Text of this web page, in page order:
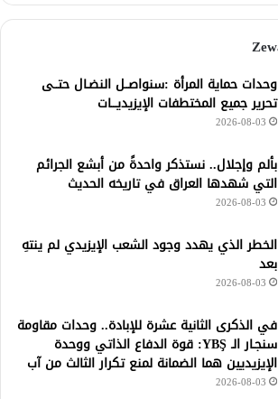
وحدات حماية المرأة :سنواصــل النضـال حتــى
تحرير جميع المختطفات الإيزيديـــات
2026-08-03
بألم وإجلال.. نستذكر واحدةً من أبشع الجرائم
التي شهدها العراق في تاريخه الحديث
2026-08-03
الخطر الذي يهدد وجود الشعب الإيزيدي لم ينتهِ
بعد
2026-08-03
في الذكرى الثانية عشرة للإبادة.. وحدات مقاومة
سنجـار الـ YBŞ: قوة الدفاع الذاتي ووحدة
الإيزيديين هما الضمانة لمنع تكرار الثالث من آب
2026-08-03